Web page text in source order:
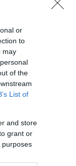
or
to
may
of the
List of
and store
grant or
purposes